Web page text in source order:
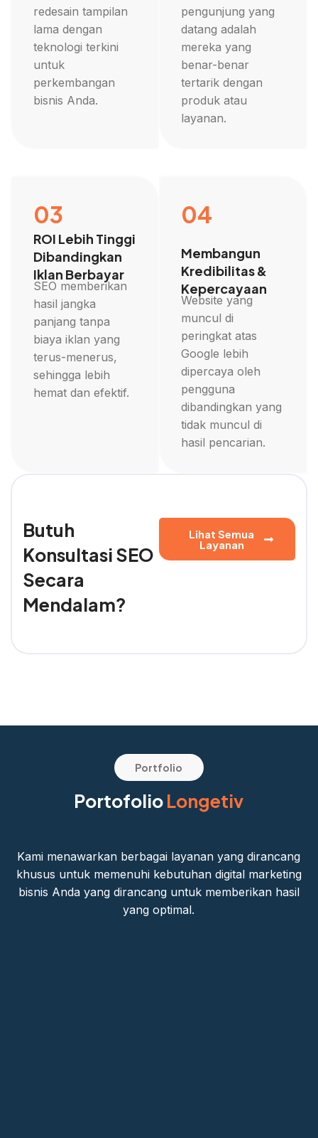
redesain tampilan
lama dengan
teknologi terkini
untuk
perkembangan
bisnis Anda.
pengunjung yang
datang adalah
mereka yang
benar-benar
tertarik dengan
produk atau
layanan.
03
ROI Lebih Tinggi
Dibandingkan
Iklan Berbayar
SEO memberikan
hasil jangka
panjang tanpa
biaya iklan yang
terus-menerus,
sehingga lebih
hemat dan efektif.
04
Membangun
Kredibilitas &
Kepercayaan
Website yang
muncul di
peringkat atas
Google lebih
dipercaya oleh
pengguna
dibandingkan yang
tidak muncul di
hasil pencarian.
Butuh
Konsultasi SEO
Secara
Mendalam?
Lihat Semua
Layanan
Portfolio
PortofolioLongetiv
Kami menawarkan berbagai layanan yang dirancang
khusus untuk memenuhi kebutuhan digital marketing
bisnis Anda yang dirancang untuk memberikan hasil
yang optimal.